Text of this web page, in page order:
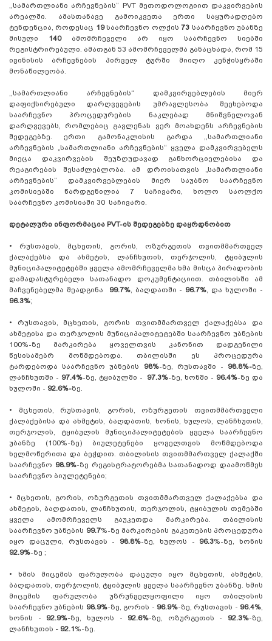
,,სამართლიანი არჩევნების“ PVT მეთოდოლოგიით დაკვირვების
არეალში. ამასთანავე გამოიკვეთა ერთი საყურადღებო
ტენდენცია, როდესაც 19საარჩევნო ოლქის73 საარჩევნო უბანზე
მისული 140ამომრჩეველი არ იყო საარჩევნო სიებში
რეგისტრირებული. ამათგან 53 ამომრჩეველმა განაცხადა, რომ 15
ივინისის არჩევნების პირველ ტურში მიიღო კენჭისყრაში
მონაწილეობა.
,,სამართლიანი არჩევნების“ დამკვირვებლების მიერ
დაფიქსირებული დარღვევების უმრავლესობა შეეხებოდა
საარჩევნო პროცედურების ნაკლებად მნიშვნელოვან
დარღვევებს, რომლებიც გავლენას ვერ მოახდენს არჩევნების
შედეგებზე. ერთი გამონაკლისის გარდა ,,სამართლიანი
არჩევნების „სამართლიანი არჩევნების“ ყველა დამკვირვებელს
მიეცა დაკვირვების შეუზღუდავად განხორციელებისა და
რეაგირების შესაძლებლობა. ამ დროისათვის „სამართლიანი
არჩევნების“ დამკვირვებლების მიერ საუბნო საარჩევნო
კომისიებში წარდგენილია 7 საჩივარი, ხოლო საოლქო
საარჩევნო კომისიაში 30 საჩივარი.
დეტალური ინფორმაცია PVT-ის შედეგებზე დაყრდნობით
•
რუსთავის, მცხეთის, გორის, ოზურგეთის თვითმმართველ
ქალაქებსა და ახმეტის, ლანჩხუთის, თერჯოლის, ტყიბულის
მუნიციპალიტეტებში ყველა ამომრჩეველმა ხმა მისცა პირადობის
დამადასტურებელი სათანადო დოკუმენტაციით. თბილისში ამ
მაჩვენებელმა შეადგინა
99.7%, ბაღდათში - 96.7%, და ხულოში -
96.3%;
•
რუსთავის, მცხეთის, გორის თვითმმართველ ქალაქებსა და
ახმეტისა და თერჯოლის მუნიციპალიტეტებში საარჩევნო უბნების
100%-ზე მარკირება ყოველთვის კანონით დადგენილი
წესისამებრ მოწმდებოდა. თბილისში ეს პროცედურა
ტარდებოდა საარჩევნო უბნების
98%-ზე, რუსთავში - 98.8%-ზე,
ლანჩხუთში - 97.4%-ზე, ტყიბულში - 97.3%-ზე, ხონში - 96.4%-ზე და
ხულოში - 92.6%-ზე.
•
მცხეთის, რუსთავის, გორის, ოზურგეთის თვითმმართველი
ქალაქებისა და ახმეტის, ბაღდათის, ხონის, ხულოს, ლანჩხუთის,
თერჯოლის, ტყიბულის მუნიციპალიტეტების ყველა საარჩევნო
უბანზე (100%-ზე) ბიულეტენები ყოველთვის მოწმდებოდა
ხელმოწერითა და ბეჭდით. თბილისის თვითმმართველ ქალაქში
საარჩევნო 98.9%-ზე რეგისტრატორებმა სათანადოდ დაამოწმეს
საარჩევნო ბიულეტენები;
•
მცხეთის, გორის, ოზურგეთის თვითმმართველ ქალაქებსა და
ახმეტის, ბაღდათის, ლანჩხუთის, თერჯოლის, ტყიბულის თემებში
ყველა ამომრჩეველს გაუკეთდა მარკირება. თბილისის
საარჩევნო უბნების 99.7%-ზე მარკირების გაკეთების პროცედურა
იყო დაცული, რუსთავის - 98.8%-ზე, ხულოს - 96.3%-ზე, ხონის
92.9%-ზე ;
•
ხმის მიცემის ფარულობა დაცული იყო მცხეთის, ახმეტის,
ბაღდათის, თერჯოლის, ტყიბულის ყველა საარჩევნო უბანზე. ხმის
მიცემის ფარულობა უზრუნველყოფილი იყო თბილისის
საარჩევნო უბნების 98.9%-ზე, გორის - 96.9%-ზე, რუსთავის - 96.4%,
ხონის - 92.9%-ზე, ხულოს - 92.6%-ზე, ოზურგეთის - 92.3%-ზე,
ლანჩხუთის - 92.1%-ზე.